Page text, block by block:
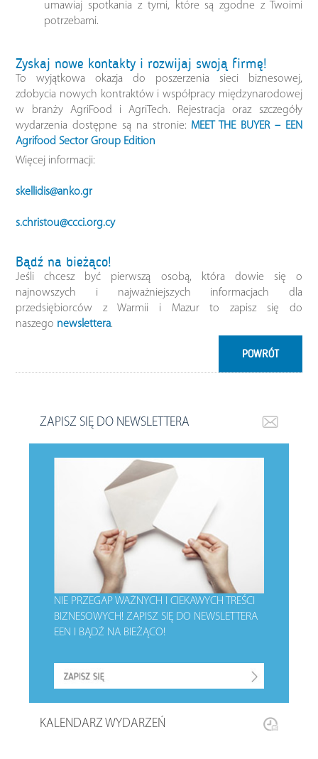
umawiaj spotkania z tymi, które są zgodne z Twoimi
potrzebami.
Zyskaj nowe kontakty i rozwijaj swoją firmę!
To wyjątkowa okazja do poszerzenia sieci biznesowej,
zdobycia nowych kontraktów i współpracy międzynarodowej
w branży AgriFood i AgriTech. Rejestracja oraz szczegóły
wydarzenia dostępne są na stronie: MEET THE BUYER – EEN
Agrifood Sector Group Edition
Więcej informacji:
skellidis@anko.gr
s.christou@ccci.org.cy
Bądź na bieżąco!
Jeśli chcesz być pierwszą osobą, która dowie się o
najnowszych i najważniejszych informacjach dla
przedsiębiorców z Warmii i Mazur to zapisz się do
naszego newslettera.
POWRÓT
ZAPISZ SIĘ DO NEWSLETTERA
NIE PRZEGAP WAŻNYCH I CIEKAWYCH TREŚCI
BIZNESOWYCH!ZAPISZ SIĘ DO NEWSLETTERA
EEN I BĄDŹ NA BIEŻĄCO!
KALENDARZ WYDARZEŃ